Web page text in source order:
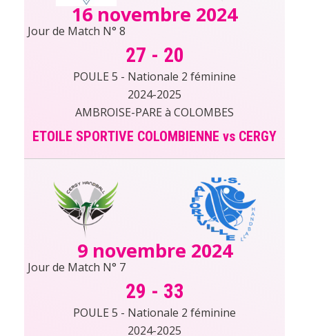
16 novembre 2024
Jour de Match N° 8
27 - 20
POULE 5 - Nationale 2 féminine
2024-2025
AMBROISE-PARE à COLOMBES
ETOILE SPORTIVE COLOMBIENNE vs CERGY
9 novembre 2024
Jour de Match N° 7
29 - 33
POULE 5 - Nationale 2 féminine
2024-2025